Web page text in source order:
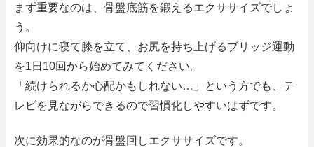
まず重要なのは、骨盤底筋を鍛えるエクササイズでしょ
う。
仰向けに寝て膝を立て、お尻を持ち上げるブリッジ運動
を1日10回から始めてみてください。
「続けられるか心配かもしれない…」という方でも、テ
レビを見ながらできるので習慣化しやすいはずです。
次に効果的なのが骨盤回しエクササイズです。